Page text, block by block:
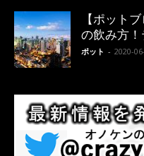
【ポット
の飲み方
ポット - 2020-